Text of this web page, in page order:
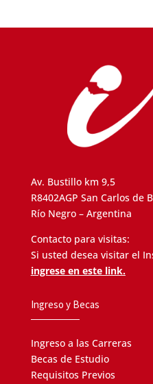
Av. Bustillo km 9,5
R8402AGP San Carlos de
Río Negro – Argentina
Contacto para visitas:
Si usted desea visitar el
ingrese en este link.
Ingreso y Becas
Ingreso a las Carreras
Becas de Estudio
Requisitos Previos